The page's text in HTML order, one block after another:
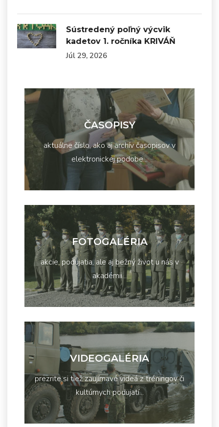
Sústredený poľný výcvik
kadetov 1. ročníka KRIVÁŇ
Júl 29, 2026
ČASOPISY
aktuálne číslo, ako aj archív časopisov v
elektronickej podobe...
FOTOGALÉRIA
akcie, podujatia, ale aj bežný život u nás v
akadémii...
VIDEOGALÉRIA
prezrite si tiež zaujímavé videá z tréningov či
kultúrnych podujatí...